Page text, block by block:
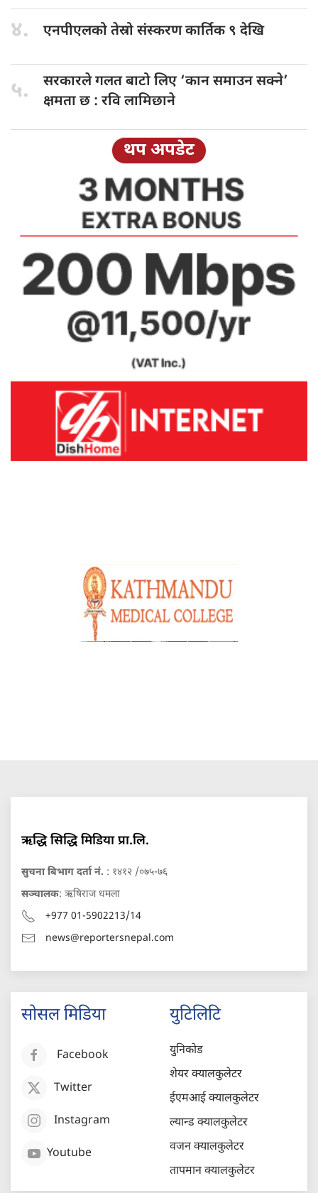
४. एनपीएलको तेस्रोसंस्करण कार्तिक ९ देखि
५. सरकारले गलतबाटो लिए ‘कान समाउन सक्ने’
क्षमता छ : रवि लामिछाने
थप अपडेट
ऋद्धि सिद्धि मिडिया प्रा.लि.
सुचना बिभाग दर्ता नं. : १४१२ /०७५-७६
सञ्चालक: ऋषिराज धमला
+977 01-5902213/14
news@reportersnepal.com
सोसल मिडिया
Facebook
Twitter
Instagram
Youtube
युटिलिटि
युनिकोड
शेयर क्यालकुलेटर
ईएमआई क्यालकुलेटर
ल्यान्ड क्यालकुलेटर
वजन क्यालकुलेटर
तापमान क्यालकुलेटर